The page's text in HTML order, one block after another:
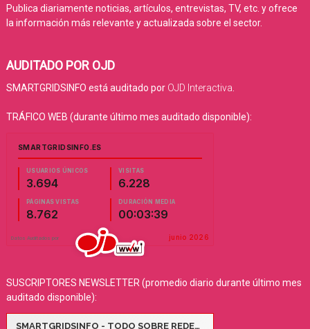
Publica diariamente noticias, artículos, entrevistas, TV, etc. y ofrece
la información más relevante y actualizada sobre el sector.
AUDITADO POR OJD
SMARTGRIDSINFO está auditado por OJD Interactiva
TRÁFICO WEB (durante último mes auditado disponible):
SUSCRIPTORES NEWSLETTER (promedio diario durante último mes
auditado disponible):